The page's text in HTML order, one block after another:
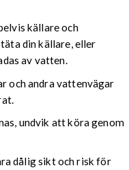
källare och
din källare, eller
av vatten.
och andra vattenvägar
undvik att köra genom
dålig sikt och risk för